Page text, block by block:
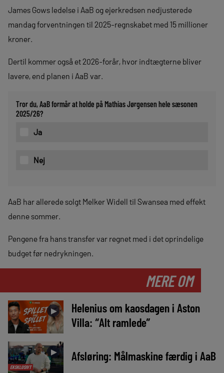
James Gows ledelse i AaB og ejerkredsen nedjusterede
mandag forventningen til 2025-regnskabet med 15 millioner
kroner.
Dertil kommer også et 2026-forår, hvor indtægterne bliver
lavere, end planen i AaB var.
Tror du, AaB formår at holde på Mathias Jørgensen hele sæsonen
2025/26?
Ja
Nej
AaB har allerede solgt Melker Widell til Swansea med effekt
denne sommer.
Pengene fra hans transfer var regnet med i det oprindelige
budget før nedrykningen.
MERE OM
►
Helenius om kaosdagen i Aston
Villa: “Alt ramlede”
EKSKLUSIVT
► Afsløring: Målmaskine færdig i AaB